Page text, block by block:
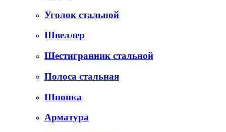
Уголок стальной
Швеллер
Шестигранник стальной
Полоса стальная
Шпонка
Арматура